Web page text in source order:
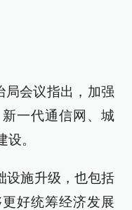
局会议指出，加强
一代通信网、城
。
设施升级，也包括
好统筹经济发展